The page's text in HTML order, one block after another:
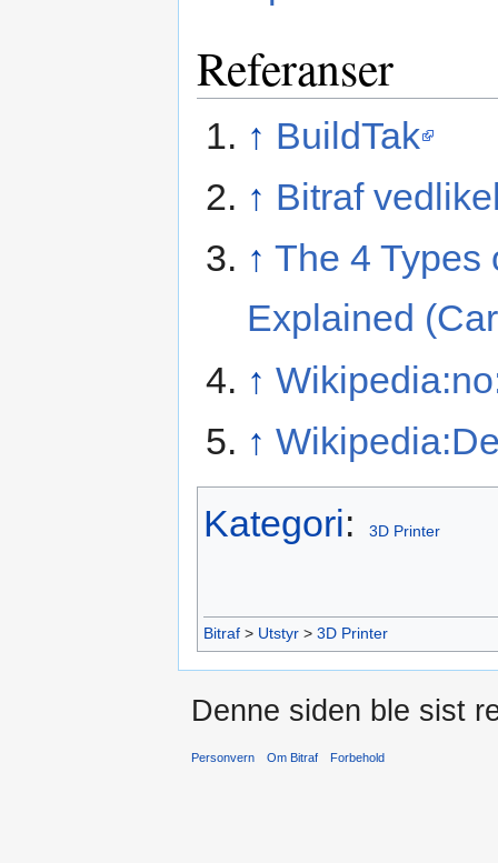
Referanser
↑ BuildTak
↑ Bitraf
↑ The 4 Types
Explained
↑
↑
Kategori: 3D Printer
Bitraf > Utstyr > 3D Printer
Denne siden ble sist
Personvern Om Bitraf Forbehold